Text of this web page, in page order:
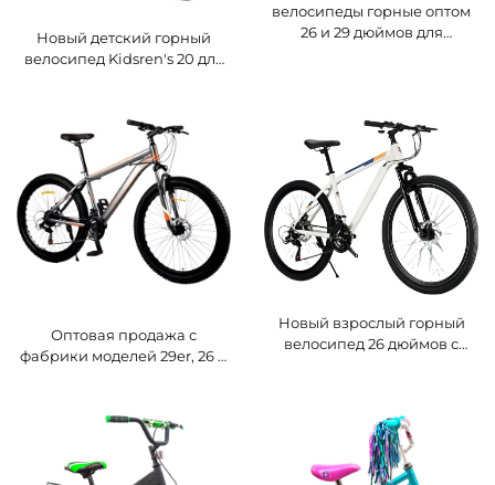
Новый детский горный
велосипед Kidsren's 20 для
трансмиссия, дисковые
тормоза, обычные педали,
стальная вилка
велосипеды горные оптом
26 и 29 дюймов для
поездки на природе
Оптовая продажа с
фабрики моделей 29er, 26 и
дисковые тормоза,
амортизатор, сталь, готов к
экспорту
Новый взрослый горный
велосипед 26 дюймов с
мужской, женский, стальная
вилка, обычный педальный
складной механизм